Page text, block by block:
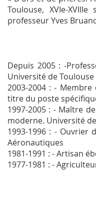
Toulouse, XVIe-
professeur Yves
Depuis 2005 : -
Université de Toulouse
2003-2004 : -
titre du poste
1997-2005 : - Maître
moderne. Université
1993-1996 : - Ouvrier
Aéronautiques
1981-1991 : - Artisan
1977-1981 : -